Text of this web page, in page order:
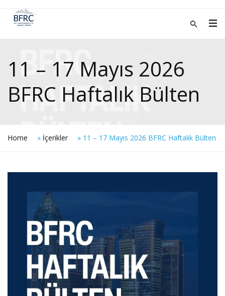
11 – 17 Mayıs 2026
BFRC Haftalık Bülten
Home » İçerikler » 11 – 17 Mayıs 2026 BFRC Haftalık Bülten